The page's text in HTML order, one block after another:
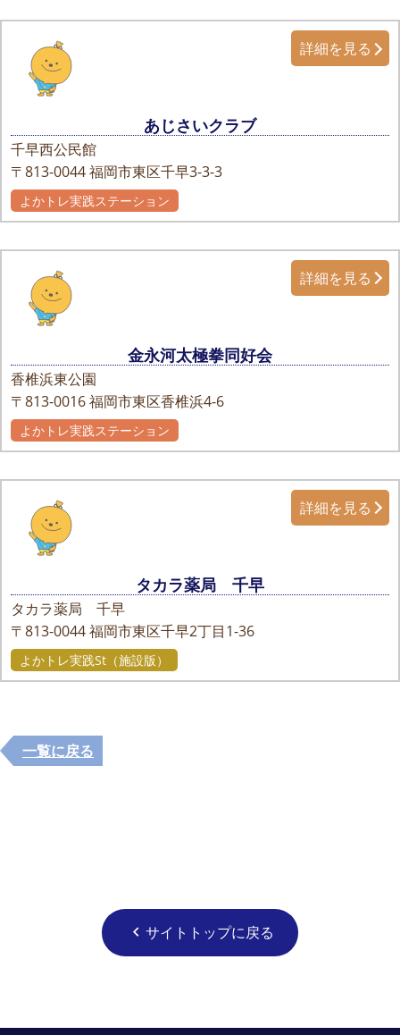
あじさいクラブ
千早西公民館
〒813-0044福岡市東区千早3-3-3
詳細を見る
よかトレ実践ステーション
金永河太極拳同好会
香椎浜東公園
〒813-0016福岡市東区香椎浜4-6
詳細を見る
よかトレ実践ステーション
タカラ薬局 千早
タカラ薬局 千早
〒813-0044福岡市東区千早2丁目1-36
詳細を見る
よかトレ実践St（施設版）
一覧に戻る
chevron_left サイトトップに戻る